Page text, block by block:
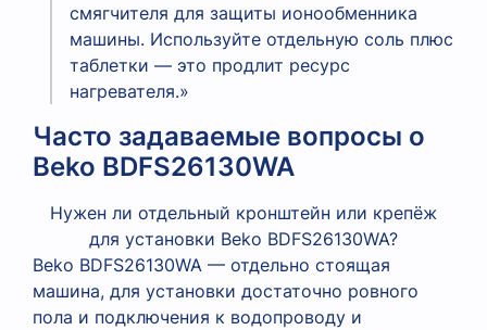
смягчителя для защиты ионообменника
машины. Используйте отдельную соль плюс
таблетки — это продлит ресурс
нагревателя.»
Часто задаваемые вопросы о
Beko BDFS26130WA
Нужен ли отдельный кронштейн или крепёж
для установки Beko BDFS26130WA?
Beko BDFS26130WA — отдельно стоящая
машина, для установки достаточно ровного
пола и подключения к водопроводу и